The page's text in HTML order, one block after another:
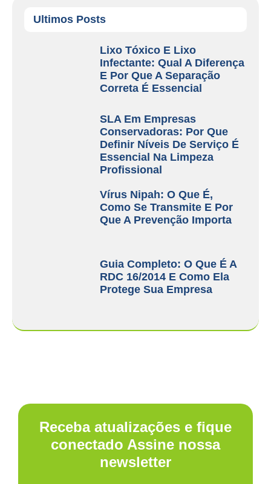
Ultimos Posts
Lixo Tóxico E Lixo
Infectante: Qual A Diferença
E Por Que A Separação
Correta É Essencial
SLA Em Empresas
Conservadoras: Por Que
Definir Níveis De Serviço É
Essencial Na Limpeza
Profissional
Vírus Nipah: O Que É,
Como Se Transmite E Por
Que A Prevenção Importa
Guia Completo: O Que É A
RDC 16/2014 E Como Ela
Protege Sua Empresa
Receba atualizações e fique
conectado Assine nossa
newsletter